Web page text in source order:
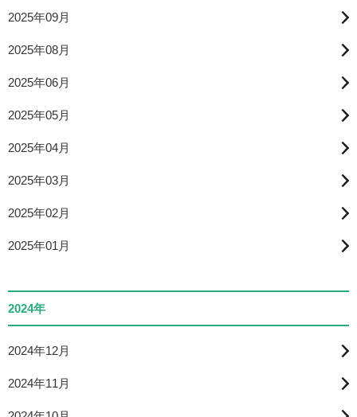
2025年09月
2025年08月
2025年06月
2025年05月
2025年04月
2025年03月
2025年02月
2025年01月
2024年
2024年12月
2024年11月